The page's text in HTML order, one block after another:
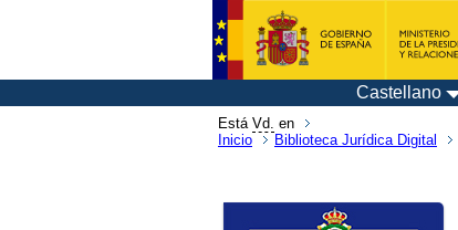
Castellano
Está Vd. en
Inicio
Biblioteca Jurídica Digital